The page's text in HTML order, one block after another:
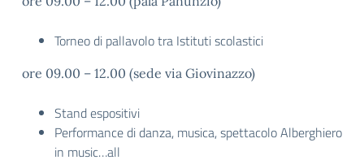
Torneo di pallavolo tra Istituti scolastici
ore 09.00 – 12.00 (sede via Giovinazzo)
Stand espositivi
Performance di danza, musica, spettacolo Alberghiero
in music…all